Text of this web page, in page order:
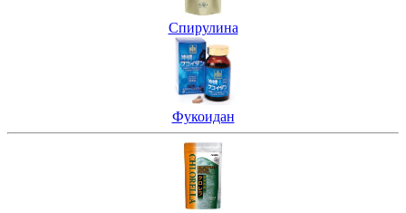
Спирулина
Фукоидан